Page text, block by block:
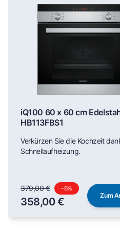
iQ100 60 x 60 cm
HB113FBS1
Verkürzen Sie die Kochzeit
Schnellaufheizung.
379,00 € -6%
358,00 €
Zum